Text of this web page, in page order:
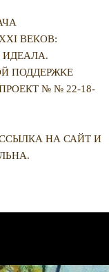
ВЕКОВ:
ПОДДЕРЖКЕ
№ № 22-18-
НА САЙТ И